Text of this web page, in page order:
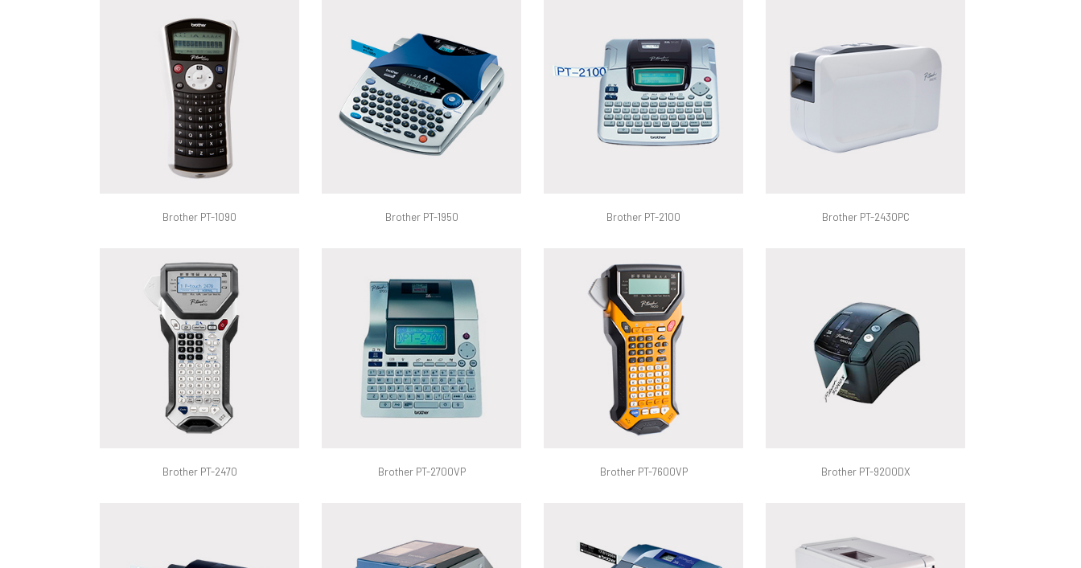
Brother PT-1090 Brother PT-1950 Brother PT-2100 Brother PT-2430PC
Brother PT-2470 Brother PT-2700VP Brother PT-7600VP Brother PT-9200DX